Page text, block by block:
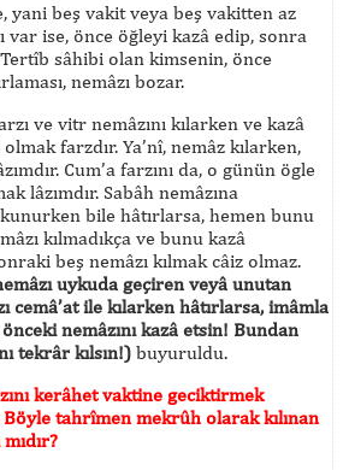
yani beş vakit veya beş vakitten az
var ise, önce öğleyi kazâ edip, sonra
Tertîb sâhibi olan kimsenin, önce
nemâzı bozar.
ve vitr nemâzını kılarken ve kazâ
farzdır. Ya’nî, nemâz kılarken,
Cum’a farzını da, o günün ögle
lâzımdır. Sabâh nemâzına
bile hâtırlarsa, hemen bunu
kılmadıkça ve bunu kazâ
beş nemâzı kılmak câiz olmaz.
uykuda geçiren veyâ unutan
cemâ’at ile kılarken hâtırlarsa, imâmla
nemâzını kazâ etsin! Bundan
tekrâr kılsın!) buyuruldu.
kerâhet vaktine geciktirmek
tahrîmen mekrûh olarak kılınan